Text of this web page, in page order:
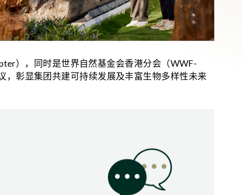
），同时是世界自然基金会香港分会（WWF-
彰显集团共建可持续发展及丰富生物多样性未来